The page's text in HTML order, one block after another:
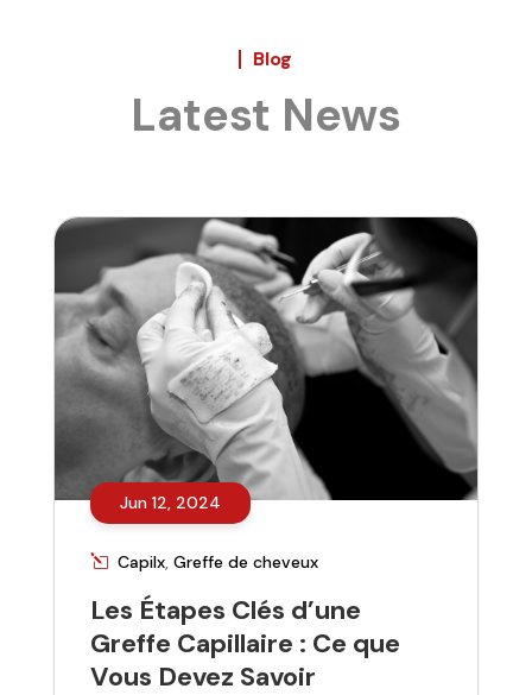
Blog
Latest News
Jun 12, 2024
Capilx, Greffe de cheveux
Les Étapes Clés d’une
Greffe Capillaire : Ce que
Vous Devez Savoir